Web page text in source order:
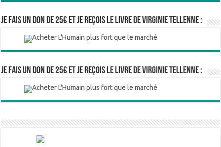
Je fais un don de 25€ et je reçois le livre de Virginie Tellenne :
Je fais un don de 25€ et je reçois le livre de Virginie Tellenne :